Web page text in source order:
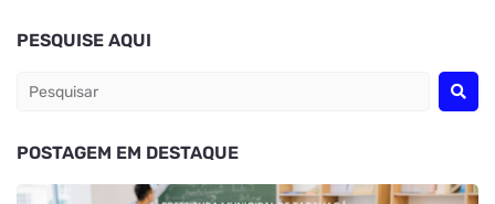
PESQUISE AQUI
POSTAGEM EM DESTAQUE